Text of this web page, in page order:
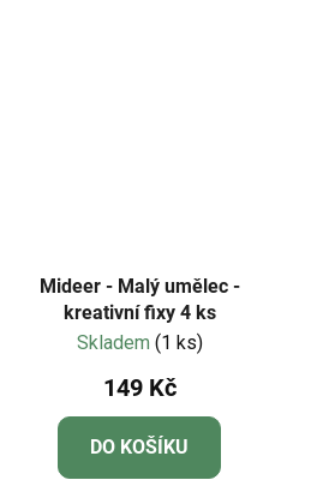
Mideer - Malý umělec -
kreativní fixy 4 ks
Skladem (1 ks)
149 Kč
DO KOŠÍKU